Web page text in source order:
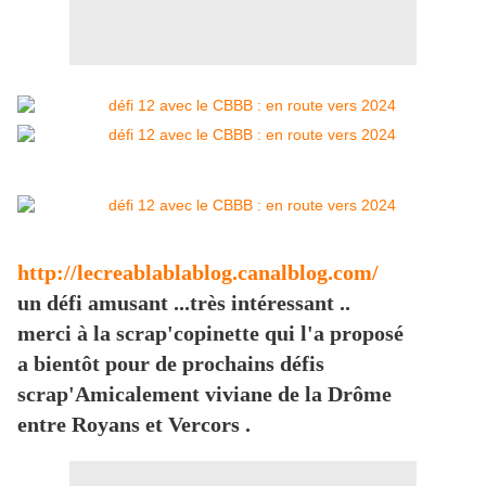
http://lecreablablablog.canalblog.com/
un défi amusant ...très intéressant ..
merci à la scrap'copinette qui l'a proposé
a bientôt pour de prochains défis
scrap'Amicalement viviane de la Drôme
entre Royans et Vercors .